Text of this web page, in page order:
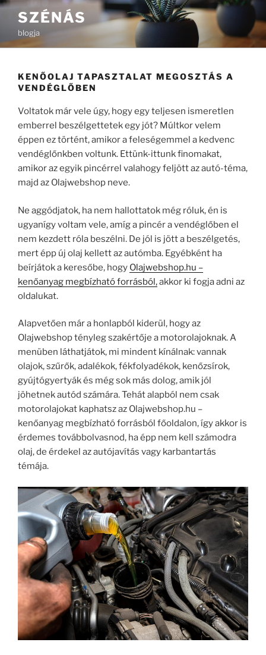
Tartalomhoz
SZÉNÁS
blogja
KENŐOLAJ TAPASZTALAT MEGOSZTÁS A
VENDÉGLŐBEN
Voltatok már vele úgy, hogy egy teljesen ismeretlen
emberrel beszélgettetek egy jót? Múltkor velem
éppen ez történt, amikor a feleségemmel a kedvenc
vendéglőnkben voltunk. Ettünk-ittunk finomakat,
amikor az egyik pincérrel valahogy feljött az autó-téma,
majd az Olajwebshop neve.
Ne aggódjatok, ha nem hallottatok még róluk, én is
ugyanígy voltam vele, amíg a pincér a vendéglőben el
nem kezdett róla beszélni. De jól is jött a beszélgetés,
mert épp új olaj kellett az autómba. Egyébként ha
beírjátok a keresőbe, hogy Olajwebshop.hu –
kenőanyag megbízható forrásból,akkor ki fogja adni az
oldalukat.
Alapvetően már a honlapból kiderül, hogy az
Olajwebshop tényleg szakértője a motorolajoknak. A
menüben láthatjátok, mi mindent kínálnak: vannak
olajok, szűrők, adalékok, fékfolyadékok, kenőzsírok,
gyújtógyertyák és még sok más dolog, amik jól
jöhetnek autód számára. Tehát alapból nem csak
motorolajokat kaphatsz az Olajwebshop.hu –
kenőanyag megbízható forrásból főoldalon, így akkor is
érdemes továbbolvasnod, ha épp nem kell számodra
olaj, de érdekel az autójavítás vagy karbantartás
témája.